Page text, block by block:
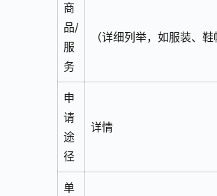
商
品/
服
务
（详细列举，如服装、鞋
申
请
途
径
详情
单